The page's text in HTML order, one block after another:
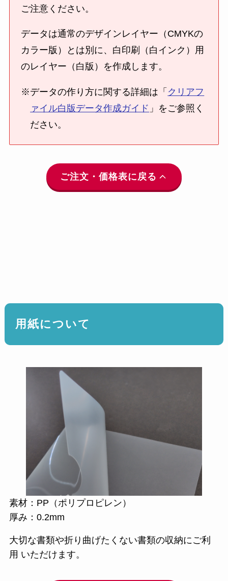
ご注意ください。
データは通常のデザインレイヤー（CMYKの
カラー版）とは別に、白印刷（白インク）用
のレイヤー（白版）を作成します。
※データの作り方に関する詳細は「 クリアフ
ァイル白版データ作成ガイド 」をご参照く
ださい。
ご注文・価格表に戻る
用紙について
素材：PP（ポリプロピレン）
厚み：0.2mm
大切な書類や折り曲げたくない書類の収納にご利
用 いただけます。